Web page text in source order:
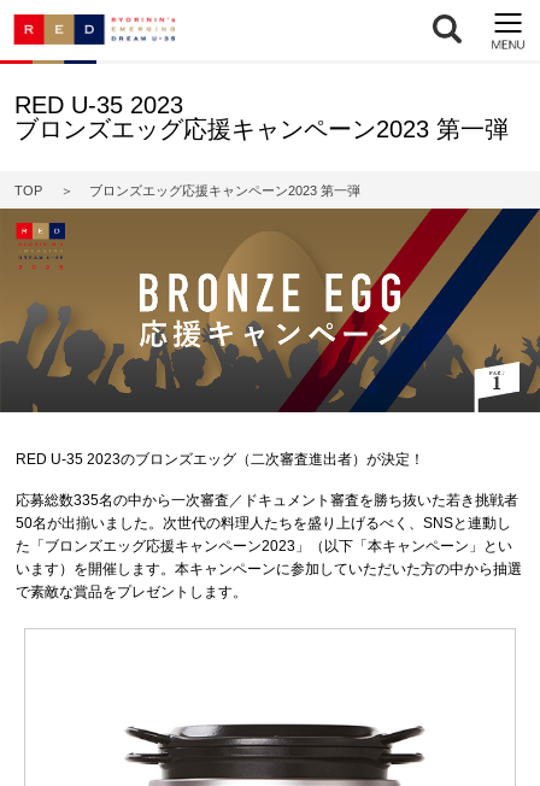
RED U-35 2023
ブロンズエッグ応援キャンペーン2023 第一弾
TOP ブロンズエッグ応援キャンペーン2023 第一弾
RED U-35 2023のブロンズエッグ（二次審査進出者）が決定！
応募総数335名の中から一次審査／ドキュメント審査を勝ち抜いた若き挑戦者
50名が出揃いました。次世代の料理人たちを盛り上げるべく、SNSと連動し
た「ブロンズエッグ応援キャンペーン2023」（以下「本キャンペーン」とい
います）を開催します。本キャンペーンに参加していただいた方の中から抽選
で素敵な賞品をプレゼントします。